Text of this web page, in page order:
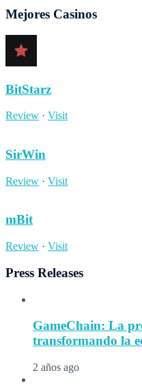
Mejores Casinos
BitStarz
Review · Visit
SirWin
Review · Visit
mBit
Review · Visit
Press Releases
GameChain: La
transformando la
2 años ago